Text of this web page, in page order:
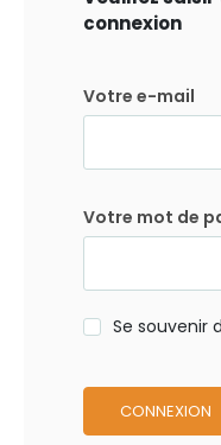
connexion
Votre e-mail
Votre mot de
Se souvenir
CONNEXION